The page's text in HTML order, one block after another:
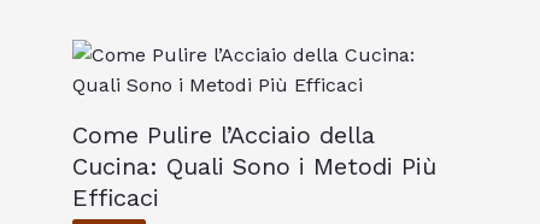
Come Pulire l’Acciaio della
Cucina: Quali Sono i Metodi Più
Efficaci